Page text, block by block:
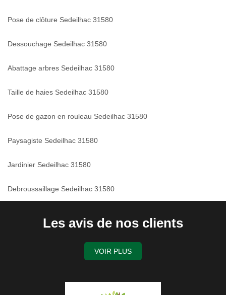
Pose de clôture Sedeilhac 31580
Dessouchage Sedeilhac 31580
Abattage arbres Sedeilhac 31580
Taille de haies Sedeilhac 31580
Pose de gazon en rouleau Sedeilhac 31580
Paysagiste Sedeilhac 31580
Jardinier Sedeilhac 31580
Debroussaillage Sedeilhac 31580
Les avis de nos clients
VOIR PLUS